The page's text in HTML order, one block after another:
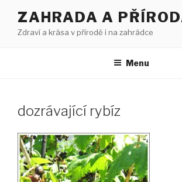
obsahu
ZAHRADA A
Zdraví a krása v přírodě i na zahrádce
Menu
dozrávající rybíz